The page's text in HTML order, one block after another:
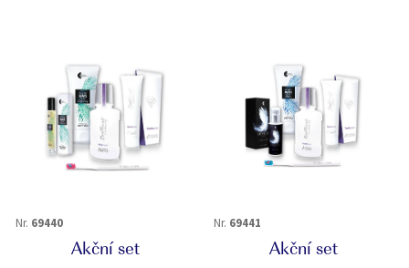
Nr. 69440
Akční set
Nr. 69441
Akční set